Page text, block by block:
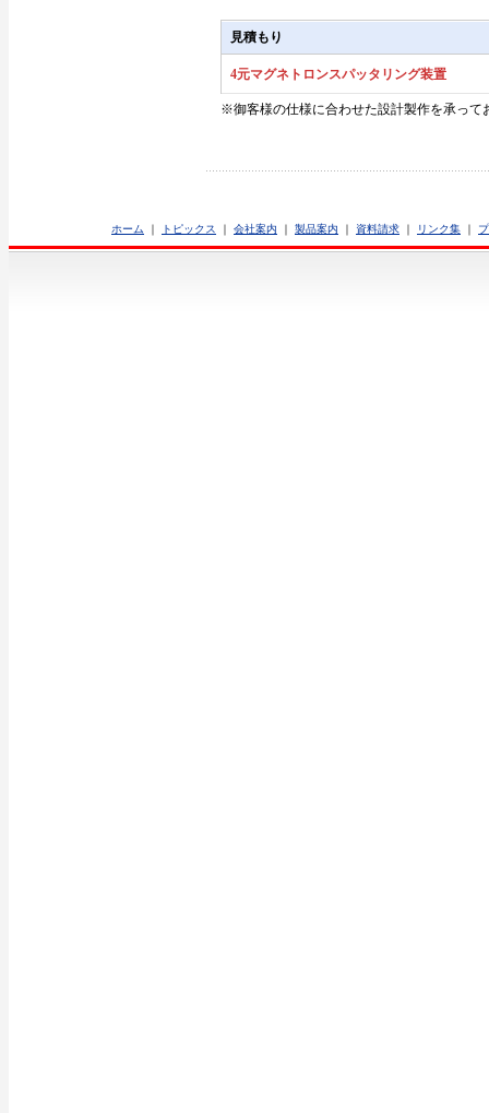
見積もり
4元マグネトロンスパッタリング装置
※御客様の仕様に合わせた設計製作を承って
ホーム ｜ トピックス ｜ 会社案内 ｜ 製品案内 ｜ 資料請求 ｜ リンク集 ｜